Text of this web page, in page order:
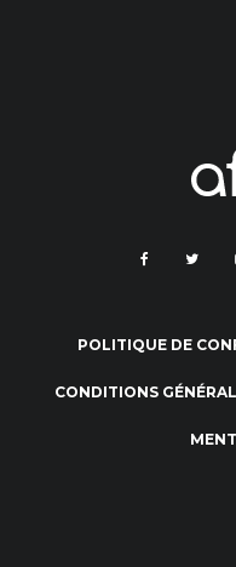
POLITIQUE DE
CONDITIONS